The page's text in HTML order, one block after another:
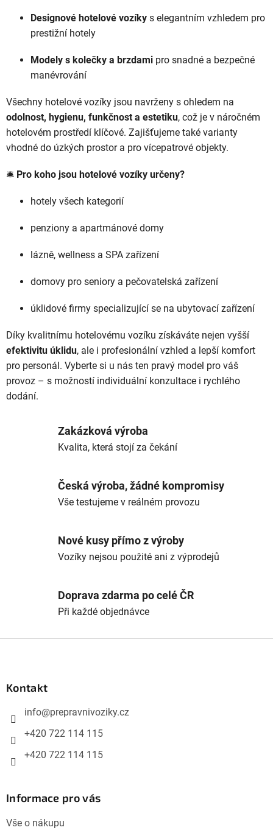
Designové hotelové vozíky s elegantním vzhledem pro
prestižní hotely
Modely s kolečky a brzdami pro snadné a bezpečné
manévrování
Všechny hotelové vozíky jsou navrženy s ohledem na
odolnost, hygienu, funkčnost a estetiku, což je v náročném
hotelovém prostředí klíčové. Zajišťujeme také varianty
vhodné do úzkých prostor a pro vícepatrové objekty.
🛎️ Pro koho jsou hotelové vozíky určeny?
hotely všech kategorií
penziony a apartmánové domy
lázně, wellness a SPA zařízení
domovy pro seniory a pečovatelská zařízení
úklidové firmy specializující se na ubytovací zařízení
Díky kvalitnímu hotelovému vozíku získáváte nejen vyšší
efektivitu úklidu, ale i profesionální vzhled a lepší komfort
pro personál. Vyberte si u nás ten pravý model pro váš
provoz – s možností individuální konzultace i rychlého
dodání.
Zakázková výroba
Kvalita, která stojí za čekání
Česká výroba, žádné kompromisy
Vše testujeme v reálném provozu
Nové kusy přímo z výroby
Vozíky nejsou použité ani z výprodejů
Doprava zdarma po celé ČR
Při každé objednávce
pKontakt
info@prepravnivoziky.cz
+420 722 114 115
+420 722 114 115
Informace pro vás
Vše o nákupu